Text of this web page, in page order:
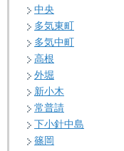
中央
多気東町
多気中町
高根
外堀
新小木
常普請
下小針中島
篠岡